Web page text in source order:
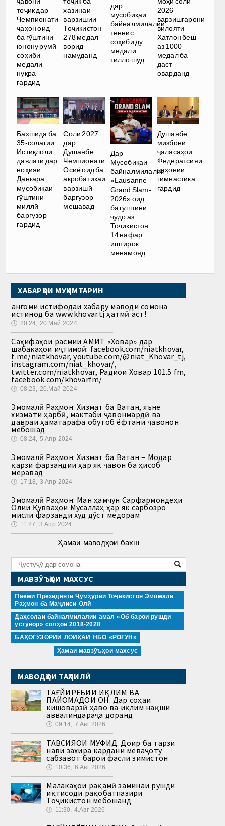
тоҷик дар
Чемпионати
ҷаҳон оид
ба гӯштини
юнону румӣ
соҳиби
медали
нуқра
гардид
хазинаи
варзишии
Тоҷикистон
278 медал
ворид
намуданд
дар
мусобиқаи
байналмилалии
теннис
соҳиби ду
медали
тилло шуд
2026
варзишгарони
вилояти
Хатлон беш
аз 1000
медал ба
даст
оварданд
Бахшида ба
35-солагии
Истиқлоли
давлатӣ дар
ноҳияи
Данғара
мусобиқаи
гӯштини
миллӣ
баргузор
гардид
Соли 2027
дар
Душанбе
Чемпионати
Осиё оид ба
акробатикаи
варзишӣ
баргузор
мешавад
Дар
Мусобиқаи
байналмилалии
«Lausanne
Grand Slam-
2026» оид
ба гӯштини
ҷудо аз
Тоҷикистон
14 нафар
иштирок
менамояд
Душанбе
мизбони
ҷаласаҳои
Федератсияи
ҷаҳонии
гимнастика
гардид
ХАБАРҲОИ МУҲИМТАРИН
Ҳангоми истифодаи хабару маводи сомона
истинод ба www.khovar.tj ҳатмӣ аст!
🕔 20:24, 20.Май 2024
Саҳифаҳои расмии АМИТ «Ховар» дар
шабакаҳои иҷтимоӣ: facebook.com/niatkhovar,
t.me/niatkhovar, youtube.com/@niat_Khovar_tj,
instagram.com/niat_khovar/,
twitter.com/niatkhovar, Радиои Ховар 101.5 fm,
facebook.com/khovarfm/
🕔 08:23, 20.Май 2024
Эмомалӣ Раҳмон: Хизмат ба Ватан, яъне
хизмати ҳарбӣ, мактаби ҷавонмардӣ ва
давраи ҳаматарафа обутоб ёфтани ҷавонон
мебошад
🕔 08:24, 5.Апр 2024
Эмомалӣ Раҳмон: Хизмат ба Ватан – Модар
қарзи фарзандии ҳар як ҷавон ба ҳисоб
меравад
🕔 17:18, 3.Апр 2024
Эмомалӣ Раҳмон: Ман ҳамчун Сарфармондеҳи
Олии Қувваҳои Мусаллаҳ ҳар як сарбозро
мисли фарзанди худ дӯст медорам
🕔 11:27, 3.Апр 2024
Ҳамаи маводҳои бахш
МАВЗӮЪҲОИ МАХСУС
Паёми Президенти Ҷумҳурии Тоҷикистон Эмомалӣ
Раҳмон ба Маҷлиси Олӣ
Даҳсолаи байналмилалии амал «Об барои рушди
устувор» солҳои 2018-2028
БАҲОГУЗОРИИ ЛОИҲАИ НБО «РОҒУН»
Ҳамаи мавзӯъҳои махсус
МАВОДҲОИ ТАҲЛИЛӢ
ТАҒЙИРЁБИИ ИҚЛИМ ВА
ПАЙОМАДҲОИ ОН. Дар соҳаи
кишоварзӣ ҳаво ва иқлим нақши
аввалиндараҷа доранд
🕔 09:14, 7.Авг 2026
ТАВСИЯҲОИ МУФИД. Доир ба тарзи
нави захира кардани меваҷоту
сабзавот барои фасли зимистон
🕔 10:36, 6.Авг 2026
Малакаҳои рақамӣ заминаи рушди
иқтисоди рақобатпазири
Тоҷикистон мебошанд
🕔 11:30, 4.Авг 2026